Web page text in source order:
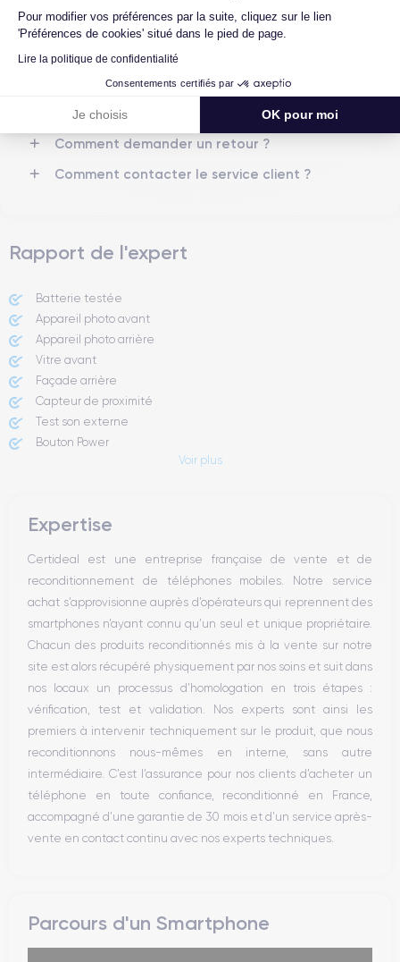
Pour modifier vos préférences par la suite, cliquez sur le lien
'Préférences de cookies' situé dans le pied de page.
Lire la politique de confidentialité
Consentements certifiés par
Je choisis OK pour moi
Résolution vidéo
4K - 3840x2160px
Recharge rapide
Oui, minimum 20W
Nano-SIM + eSIM
5G Oui, tous opérateurs
Pour en savoir plus sur les caractéristiques de cet appareil,
Quelle société utilisez-vous pour
l'expédition ?
Quels sont les délais de livraison ?
Que se passe-t-il si je change d'avis
après avoir acheté/reçu le produit ?
Comment demander un retour ?
Comment contacter le service client ?
Rapport de l'expert
Batterie testée
Appareil photo avant
Appareil photo arrière ​
Vitre avant ​
Façade arrière
Capteur de proximité
Test son externe
Bouton Power
Haut parleur
Bouton Home
Bluetooth
WiFi
Réseau
Vibreur
Prise USB
Voir plus
Expertise
Certideal est une entreprise française de vente et de
reconditionnement de téléphones mobiles. Notre service
achat s’approvisionne auprès d’opérateurs qui reprennent des
smartphones n’ayant connu qu’un seul et unique propriétaire.
Chacun des produits reconditionnés mis à la vente sur notre
site est alors récupéré physiquement par nos soins et suit dans
nos locaux un processus d’homologation en trois étapes :
vérification, test et validation. Nos experts sont ainsi les
premiers à intervenir techniquement sur le produit, que nous
reconditionnons nous-mêmes en interne, sans autre
intermédiaire. C’est l’assurance pour nos clients d’acheter un
téléphone en toute confiance, reconditionné en France,
accompagné d’une garantie de 30 mois et d’un service après-
vente en contact continu avec nos experts techniques.
Parcours d'un Smartphone